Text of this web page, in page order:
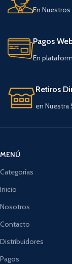
En
Pagos
En
Retiros
en Nuestra
MENÚ
Categorías
Inicio
Nosotros
Contacto
Distribuidores
Pagos